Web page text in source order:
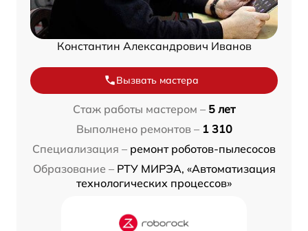
Константин Александрович Иванов
Вызвать мастера
Стаж работы мастером – 5 лет
Выполнено ремонтов – 1 310
Специализация – ремонт роботов-пылесосов
Образование – РТУ МИРЭА, «Автоматизация
технологических процессов»